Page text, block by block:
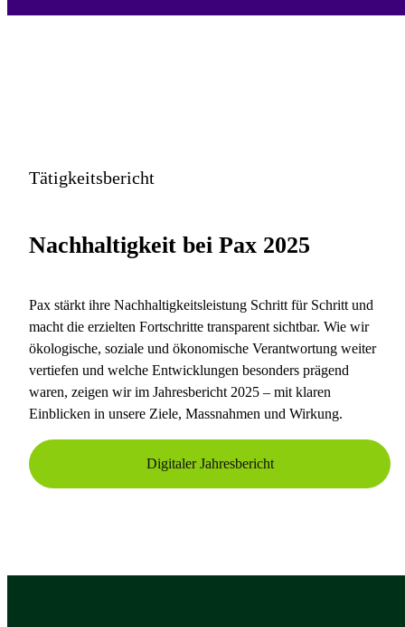
Tätigkeitsbericht
Nachhaltigkeit bei Pax 2025
Pax stärkt ihre Nachhaltigkeitsleistung Schritt für Schritt und
macht die erzielten Fortschritte transparent sichtbar. Wie wir
ökologische, soziale und ökonomische Verantwortung weiter
vertiefen und welche Entwicklungen besonders prägend
waren, zeigen wir im Jahresbericht 2025 – mit klaren
Einblicken in unsere Ziele, Massnahmen und Wirkung.
Digitaler Jahresbericht